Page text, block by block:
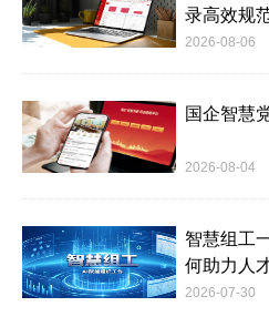
录高效规
2026-08-06
国企智慧
2026-08-04
智慧组工
何助力人
2026-07-30